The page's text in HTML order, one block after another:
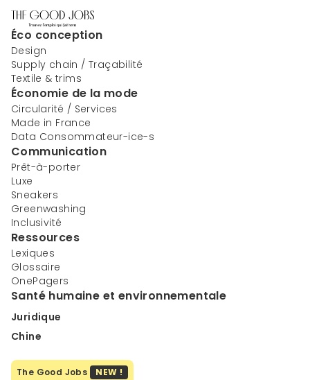
Éco conception
Design
Supply chain / Traçabilité
Textile & trims
Économie de la mode
Circularité / Services
Made in France
Data Consommateur-ice-s
Communication
Prêt-à-porter
Luxe
Sneakers
Greenwashing
Inclusivité
Ressources
Lexiques
Glossaire
OnePagers
Santé humaine et environnementale
Juridique
Chine
The Good Jobs NEW !